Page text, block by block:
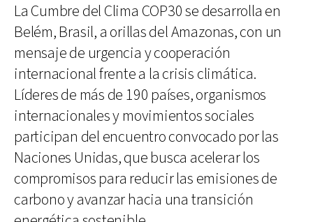
La Cumbre del Clima COP30 se desarrolla en
Belém, Brasil, a orillas del Amazonas, con un
mensaje de urgencia y cooperación
internacional frente a la crisis climática.
Líderes de más de 190 países, organismos
internacionales y movimientos sociales
participan del encuentro convocado por las
Naciones Unidas, que busca acelerar los
compromisos para reducir las emisiones de
carbono y avanzar hacia una transición